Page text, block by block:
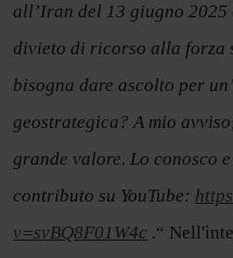
all’Iran del 13 giugno
divieto di ricorso alla forza
bisogna dare ascolto per
geostrategica? A mio
grande valore. Lo conosco
contributo su YouTube:
v=svBQ8F01W4c .“